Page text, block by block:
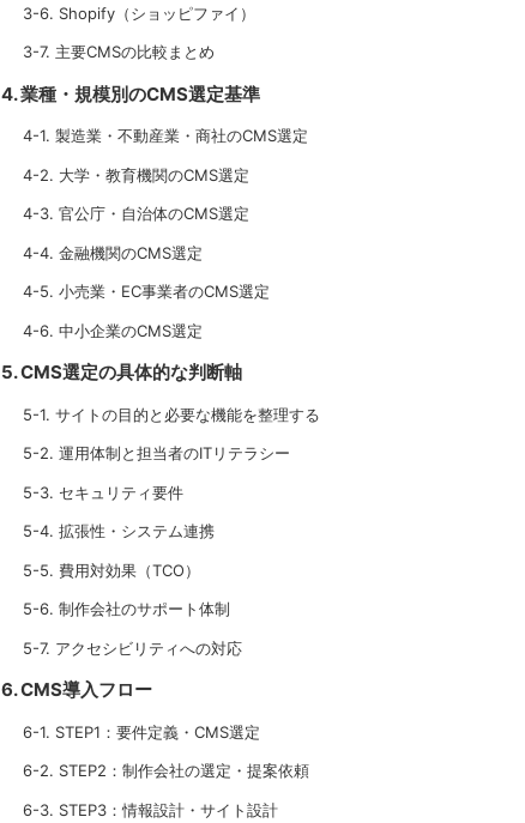
3-6. Shopify（ショッピファイ）
3-7. 主要CMSの比較まとめ
4. 業種・規模別のCMS選定基準
4-1. 製造業・不動産業・商社のCMS選定
4-2. 大学・教育機関のCMS選定
4-3. 官公庁・自治体のCMS選定
4-4. 金融機関のCMS選定
4-5. 小売業・EC事業者のCMS選定
4-6. 中小企業のCMS選定
5. CMS選定の具体的な判断軸
5-1. サイトの目的と必要な機能を整理する
5-2. 運用体制と担当者のITリテラシー
5-3. セキュリティ要件
5-4. 拡張性・システム連携
5-5. 費用対効果（TCO）
5-6. 制作会社のサポート体制
5-7. アクセシビリティへの対応
6. CMS導入フロー
6-1. STEP1：要件定義・CMS選定
6-2. STEP2：制作会社の選定・提案依頼
6-3. STEP3：情報設計・サイト設計